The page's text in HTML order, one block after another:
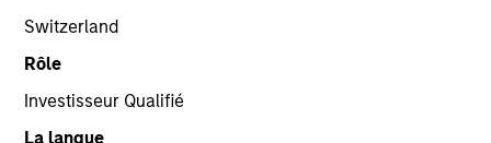
Switzerland
Rôle
Investisseur Qualifié
La langue